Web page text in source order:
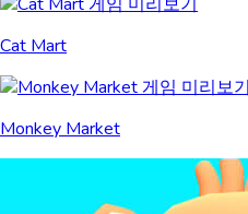
Cat Mart
Monkey Market